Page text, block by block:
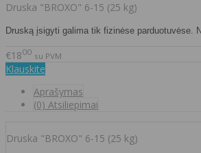
Druska "BROXO" 6-15 (25 kg)
Druską įsigyti galima tik fizinėse parduotuvėse.
€1800 su PVM
Klauskite
Aprašymas
(0) Atsiliepimai
Druska "BROXO" 6-15 (25 kg)